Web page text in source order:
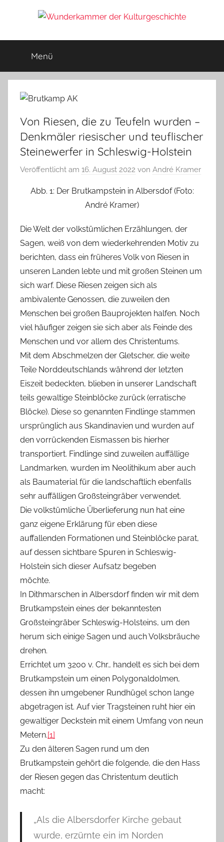
Wunderkammer
der
Kulturgeschichte
Geschichte
&
Archäologie
Menü
Von Riesen, die zu Teufeln wurden –
Denkmäler riesischer und teuflischer
Steinewerfer in Schleswig-Holstein
Veröffentlicht am 16. August 2022 von André Kramer
Abb. 1: Der Brutkampstein in Albersdof (Foto:
André Kramer)
Die Welt der volkstümlichen Erzählungen, der
Sagen, weiß von dem wiederkehrenden Motiv zu
berichten, dass ein früheres Volk von Riesen in
unseren Landen lebte und mit großen Steinen um
sich warf. Diese Riesen zeigen sich als
ambivalente Genossen, die zuweilen den
Menschen bei großen Bauprojekten halfen. Noch
viel häufiger zeigen sie sich aber als Feinde des
Menschen und vor allem des Christentums.
Mit dem Abschmelzen der Gletscher, die weite
Teile Norddeutschlands während der letzten
Eiszeit bedeckten, blieben in unserer Landschaft
teils gewaltige Steinblöcke zurück (erratische
Blöcke). Diese so genannten Findlinge stammen
ursprünglich aus Skandinavien und wurden auf
den vorrückenden Eismassen bis hierher
transportiert. Findlinge sind zuweilen auffällige
Landmarken, wurden im Neolithikum aber auch
als Baumaterial für die landschaftlich ebenfalls
sehr auffälligen Großsteingräber verwendet.
Die volkstümliche Überlieferung nun hat eine
ganz eigene Erklärung für eben diese
auffallenden Formationen und Steinblöcke parat,
auf dessen sichtbare Spuren in Schleswig-
Holstein sich dieser Aufsatz begeben
möchte.
In Dithmarschen in Albersdorf finden wir mit dem
Brutkampstein eines der bekanntesten
Großsteingräber Schleswig-Holsteins, um den
herum sich einige Sagen und auch Volksbräuche
drehen.
Errichtet um 3200 v. Chr., handelt es sich bei dem
Brutkampstein um einen Polygonaldolmen,
dessen ihn umgebener Rundhügel schon lange
abgetragen ist. Auf vier Tragsteinen ruht hier ein
gewaltiger Deckstein mit einem Umfang von neun
Metern.[1]
Zu den älteren Sagen rund um den
Brutkampstein gehört die folgende, die den Hass
der Riesen gegen das Christentum deutlich
macht:
„Als die Albersdorfer Kirche gebaut
wurde, erzürnte ein im Norden